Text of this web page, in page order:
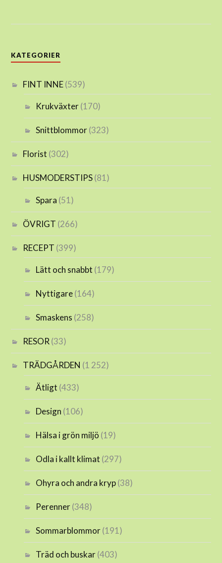
KATEGORIER
FINT INNE(539)
Krukväxter(170)
Snittblommor(323)
Florist (302)
HUSMODERSTIPS(81)
Spara (51)
ÖVRIGT (266)
RECEPT (399)
Lätt och snabbt (179)
Nyttigare(164)
Smaskens (258)
RESOR(33)
TRÄDGÅRDEN (1 252)
Ätligt (433)
Design (106)
Hälsa i grön miljö (19)
Odla i kallt klimat (297)
Ohyra och andra kryp(38)
Perenner(348)
Sommarblommor(191)
Träd och buskar(403)